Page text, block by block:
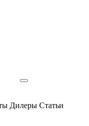
Дилеры Статьи